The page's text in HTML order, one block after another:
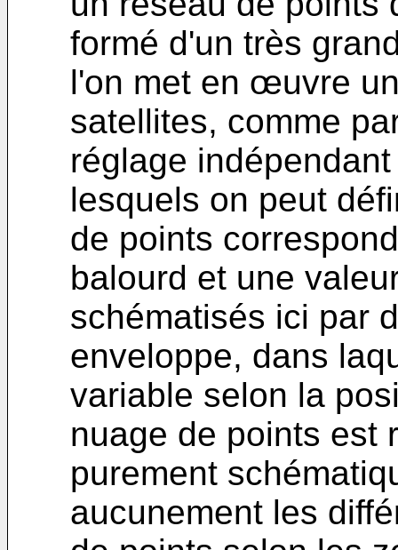
formé d'un très
l'on met en œuvre
satellites, comme
réglage
lesquels on peut
de points
balourd et une
schématisés ici par
enveloppe, dans
variable selon la
nuage de points est
purement
aucunement les